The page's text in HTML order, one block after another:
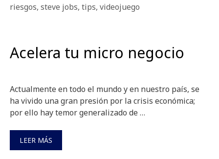
riesgos, steve jobs, tips, videojuego
Acelera tu micro negocio
Actualmente en todo el mundo y en nuestro país, se
ha vivido una gran presión por la crisis económica;
por ello hay temor generalizado de …
LEER MÁS